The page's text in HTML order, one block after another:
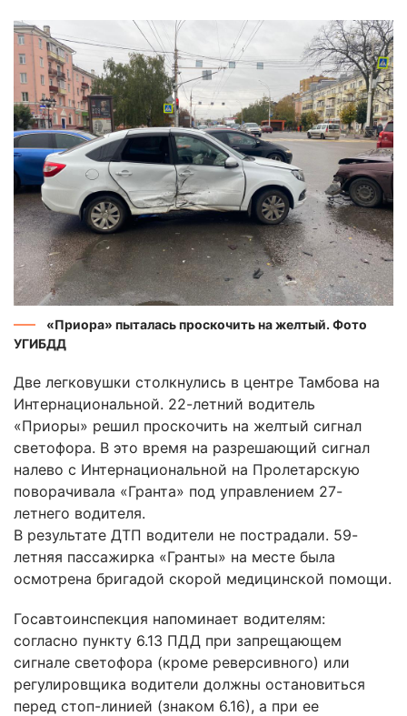
«Приора» пыталась проскочить на желтый. Фото
УГИБДД
Две легковушки столкнулись в центре Тамбова на
Интернациональной. 22-летний водитель
«Приоры» решил проскочить на желтый сигнал
светофора. В это время на разрешающий сигнал
налево с Интернациональной на Пролетарскую
поворачивала «Гранта» под управлением 27-
летнего водителя.
В результате ДТП водители не пострадали. 59-
летняя пассажирка «Гранты» на месте была
осмотрена бригадой скорой медицинской помощи.
Госавтоинспекция напоминает водителям:
согласно пункту 6.13 ПДД при запрещающем
сигнале светофора (кроме реверсивного) или
регулировщика водители должны остановиться
перед стоп-линией (знаком 6.16), а при ее